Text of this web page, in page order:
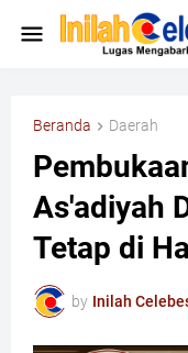
Beranda Daerah
As'adiyah
Tetap di
by Inilah